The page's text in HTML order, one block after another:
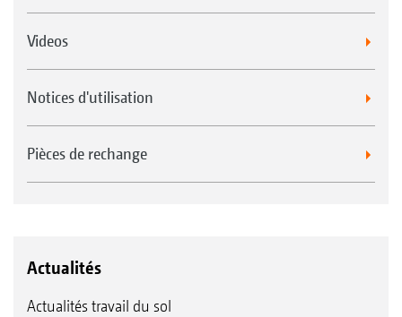
Videos
Notices d'utilisation
Pièces de rechange
Actualités
Actualités travail du sol